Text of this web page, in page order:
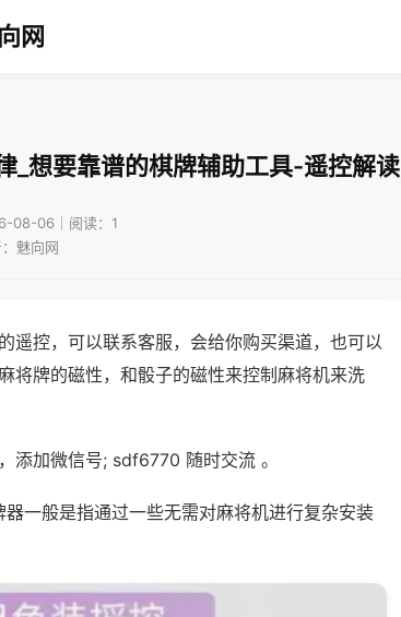
网
_想要靠谱的棋牌辅助工具-遥控解读
08-06｜阅读：1
魅向网
遥控，可以联系客服，会给你购买渠道，也可以
将牌的磁性，和骰子的磁性来控制麻将机来洗
添加微信号; sdf6770 随时交流 。
一般是指通过一些无需对麻将机进行复杂安装